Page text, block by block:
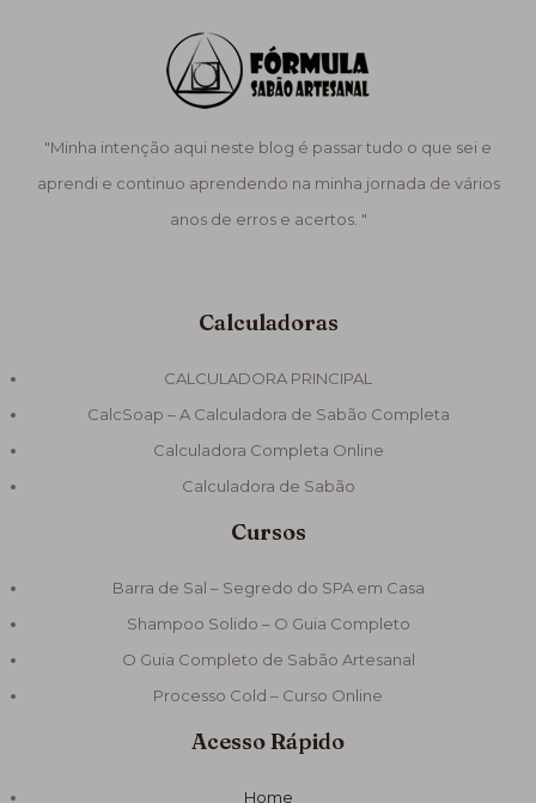
"Minha intenção aqui neste blog é passar tudo o que sei e
aprendi e continuo aprendendo na minha jornada de vários
anos de erros e acertos. "
Calculadoras
CALCULADORA PRINCIPAL
CalcSoap – A Calculadora de Sabão Completa
Calculadora Completa Online
Calculadora de Sabão
Cursos
Barra de Sal – Segredo do SPA em Casa
Shampoo Solido – O Guia Completo
O Guia Completo de Sabão Artesanal
Processo Cold – Curso Online
Acesso Rápido
Home